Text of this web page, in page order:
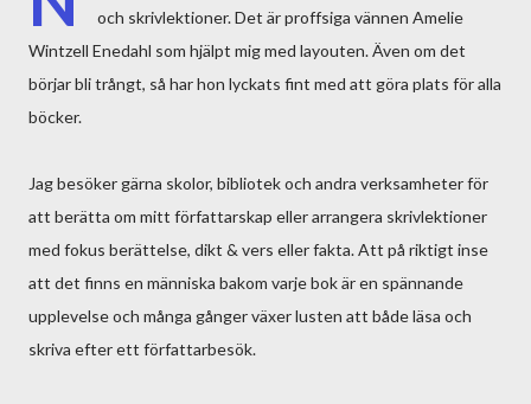
och skrivlektioner. Det är proffsiga vännen Amelie
Wintzell Enedahl som hjälpt mig med layouten. Även om det
börjar bli trångt, så har hon lyckats fint med att göra plats för alla
böcker.
Jag besöker gärna skolor, bibliotek och andra verksamheter för
att berätta om mitt författarskap eller arrangera skrivlektioner
med fokus berättelse, dikt & vers eller fakta. Att på riktigt inse
att det finns en människa bakom varje bok är en spännande
upplevelse och många gånger växer lusten att både läsa och
skriva efter ett författarbesök.